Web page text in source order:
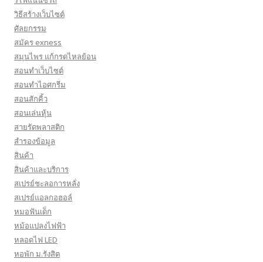
วิธีสร้างเว็บไซต์
ศัลยกรรม
สมัคร exness
สมุนไพร แก้กรดไหลย้อน
สอนทำเว็บไซต์
สอนทำไอศกรีม
สอนสักคิ้ว
สอนเล่นหุ้น
สายรัดพลาสติก
สำรองข้อมูล
สินค้า
สินค้าและบริการ
สเปรย์ชะลอการหลั่ง
สเปรย์แอลกอฮอล์
หมอฟันเด็ก
หม้อแปลงไฟฟ้า
หลอดไฟ LED
หอพัก ม.รังสิต